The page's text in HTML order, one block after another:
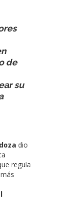
de
su
dio
regula